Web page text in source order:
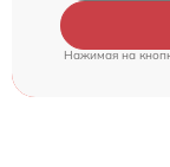
Нажимая на